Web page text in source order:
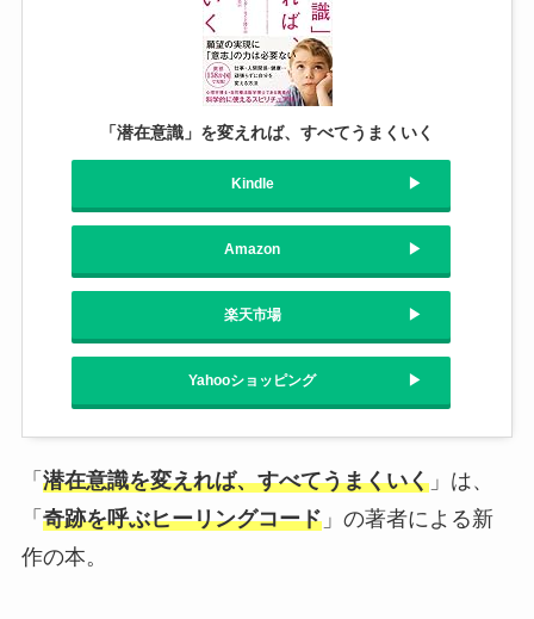
「潜在意識」を変えれば、すべてうまくいく
Kindle
Amazon
楽天市場
Yahooショッピング
「 潜在意識を変えれば、すべてうまくいく」は、
「 奇跡を呼ぶヒーリングコード」の著者による新
作の本。